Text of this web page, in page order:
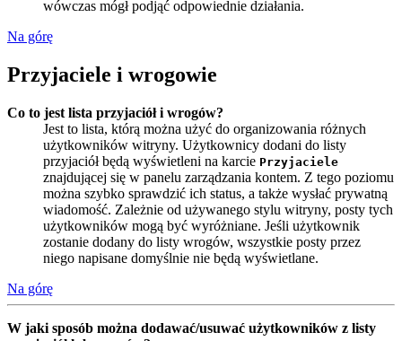
wówczas mógł podjąć odpowiednie działania.
Na górę
Przyjaciele i wrogowie
Co to jest lista przyjaciół i wrogów?
Jest to lista, którą można użyć do organizowania różnych
użytkowników witryny. Użytkownicy dodani do listy
przyjaciół będą wyświetleni na karcie Przyjaciele
znajdującej się w panelu zarządzania kontem. Z tego poziomu
można szybko sprawdzić ich status, a także wysłać prywatną
wiadomość. Zależnie od używanego stylu witryny, posty tych
użytkowników mogą być wyróżniane. Jeśli użytkownik
zostanie dodany do listy wrogów, wszystkie posty przez
niego napisane domyślnie nie będą wyświetlane.
Na górę
W jaki sposób można dodawać/usuwać użytkowników z listy